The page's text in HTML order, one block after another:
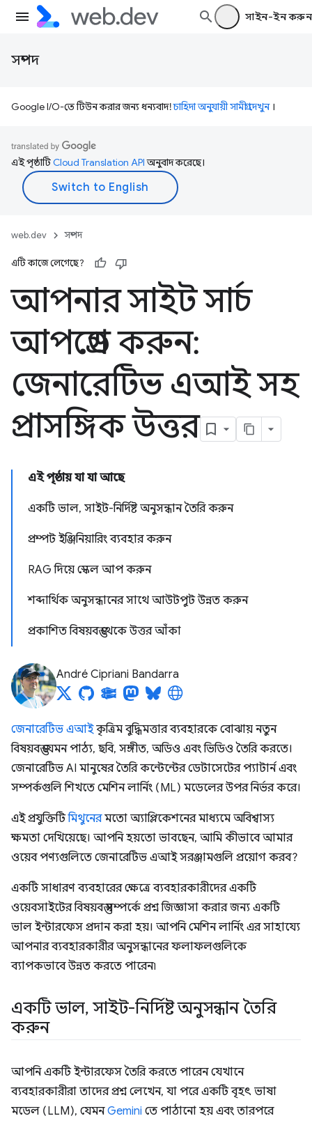
সাইন-ইন করুন
সম্পদ
Google I/O-তে টিউন করার জন্য ধন্যবাদ!চাহিদা অনুযায়ী সামগ্রী দেখুন।
এই পৃষ্ঠাটিCloud Translation APIঅনুবাদ করেছে।
web.dev সম্পদ
এটি কাজে লেগেছে?
আপনার সাইট সার্চ
আপগ্রেড করুন:
জেনারেটিভ এআই সহ
প্রাসঙ্গিক উত্তর
এই পৃষ্ঠায় যা যা আছে
একটি ভাল, সাইট-নির্দিষ্ট অনুসন্ধান তৈরি করুন
প্রম্পট ইঞ্জিনিয়ারিং ব্যবহার করুন
RAG দিয়ে স্কেল আপ করুন
শব্দার্থিক অনুসন্ধানের সাথে আউটপুট উন্নত করুন
প্রকাশিত বিষয়বস্তু থেকে উত্তর আঁকা
André Cipriani Bandarra
জেনারেটিভ এআইকৃত্রিম বুদ্ধিমত্তার ব্যবহারকে বোঝায় নতুন
বিষয়বস্তু যেমন পাঠ্য, ছবি, সঙ্গীত, অডিও এবং ভিডিও তৈরি করতে।
জেনারেটিভ AI মানুষের তৈরি কন্টেন্টের ডেটাসেটের প্যাটার্ন এবং
সম্পর্কগুলি শিখতে মেশিন লার্নিং (ML) মডেলের উপর নির্ভর করে।
এই প্রযুক্তিটিমিথুনেরমতো অ্যাপ্লিকেশনের মাধ্যমে অবিশ্বাস্য
ক্ষমতা দেখিয়েছে। আপনি হয়তো ভাবছেন, আমি কীভাবে আমার
ওয়েব পণ্যগুলিতে জেনারেটিভ এআই সরঞ্জামগুলি প্রয়োগ করব?
একটি সাধারণ ব্যবহারের ক্ষেত্রে ব্যবহারকারীদের একটি
ওয়েবসাইটের বিষয়বস্তু সম্পর্কে প্রশ্ন জিজ্ঞাসা করার জন্য একটি
ভাল ইন্টারফেস প্রদান করা হয়। আপনি মেশিন লার্নিং এর সাহায্যে
আপনার ব্যবহারকারীর অনুসন্ধানের ফলাফলগুলিকে
ব্যাপকভাবে উন্নত করতে পারেন৷
একটি ভাল, সাইট-নির্দিষ্ট অনুসন্ধান তৈরি
করুন
আপনি একটি ইন্টারফেস তৈরি করতে পারেন যেখানে
ব্যবহারকারীরা তাদের প্রশ্ন লেখেন, যা পরে একটি বৃহৎ ভাষা
মডেল (LLM), যেমনGemini তে পাঠানো হয় এবং তারপরে